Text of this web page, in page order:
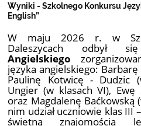
Wyniki - Szkolnego Konkursu
English”
W maju 2026 r. w
Daleszycach odbył
Angielskiego
języka angielskiego: Barbarę
Paulinę Kotwicę - Dudzic
Ungier (w klasach VI),
oraz Magdalenę Baćkowską
nim udział uczniowie klas III
świetną znajomością